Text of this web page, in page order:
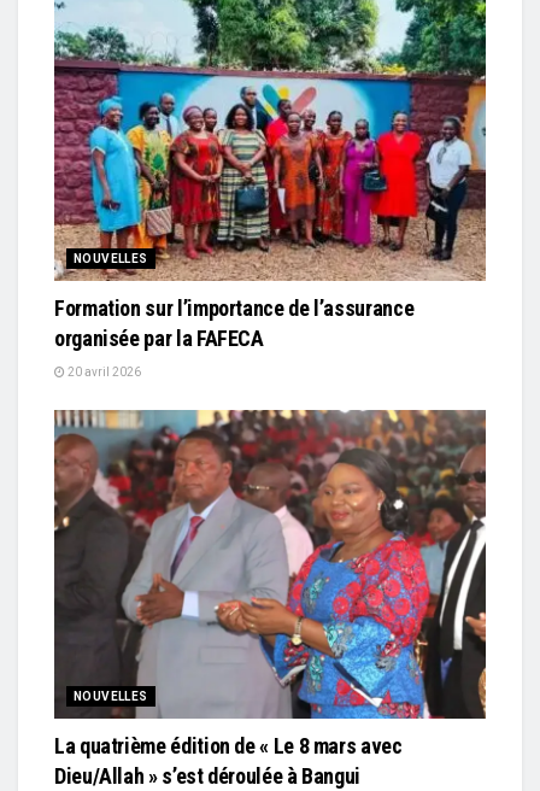
NOUVELLES
Formation sur l’importance de l’assurance
organisée par la FAFECA
20 avril 2026
NOUVELLES
La quatrième édition de « Le 8 mars avec
Dieu/Allah » s’est déroulée à Bangui